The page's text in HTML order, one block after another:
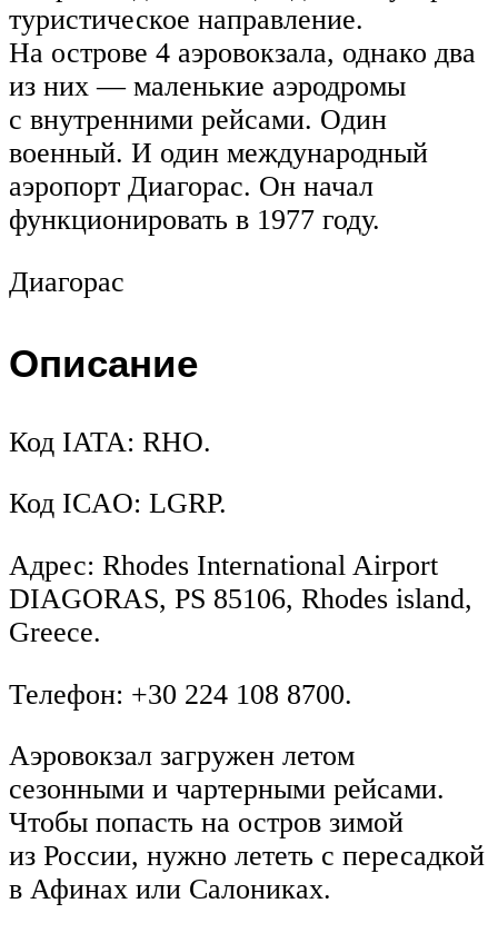
туристическое направление.
На острове 4 аэровокзала, однако два
из них — маленькие аэродромы
с внутренними рейсами. Один
военный. И один международный
аэропорт Диагорас. Он начал
функционировать в 1977 году.
Диагорас
Описание
Код IATA: RHO.
Код ICAO: LGRP.
Адрес: Rhodes International Airport
DIAGORAS, PS 85106, Rhodes island,
Greece.
Телефон: +30 224 108 8700.
Аэровокзал загружен летом
сезонными и чартерными рейсами.
Чтобы попасть на остров зимой
из России, нужно лететь с пересадкой
в Афинах или Салониках.